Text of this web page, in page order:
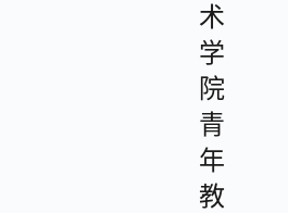
术
学
院
青
年
教